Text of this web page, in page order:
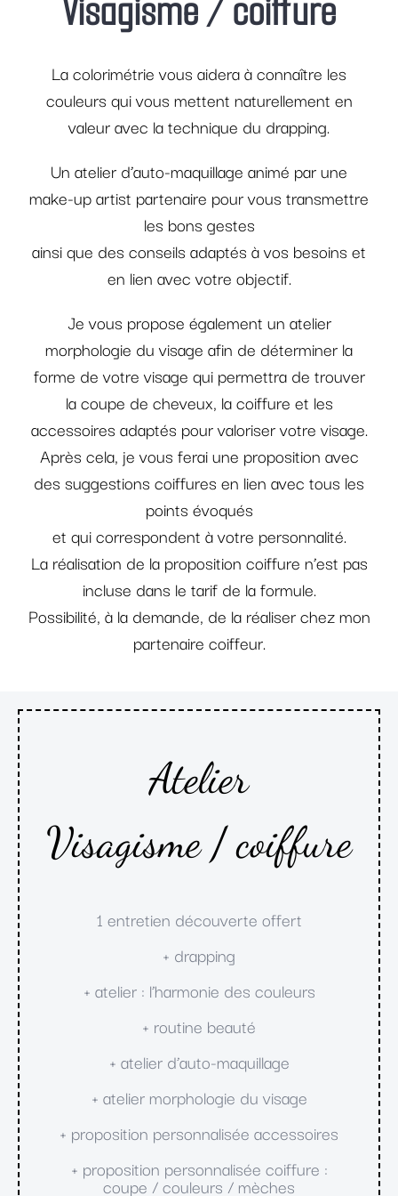
Visagisme / coiffure
La colorimétrie vous aidera à connaître les
couleurs qui vous mettent naturellement en
valeur avec la technique du drapping.
Un atelier d’auto-maquillage animé par une
make-up artist partenaire pour vous transmettre
les bons gestes
ainsi que des conseils adaptés à vos besoins et
en lien avec votre objectif.
Je vous propose également un atelier
morphologie du visage afin de déterminer la
forme de votre visage qui permettra de trouver
la coupe de cheveux, la coiffure et les
accessoires adaptés pour valoriser votre visage.
Après cela, je vous ferai une proposition avec
des suggestions coiffures en lien avec tous les
points évoqués
et qui correspondent à votre personnalité.
La réalisation de la proposition coiffure n’est pas
incluse dans le tarif de la formule.
Possibilité, à la demande, de la réaliser chez mon
partenaire coiffeur.
Atelier
Visagisme / coiffure
1 entretien découverte offert
+ drapping
+ atelier : l’harmonie des couleurs
+ routine beauté
+ atelier d’auto-maquillage
+ atelier morphologie du visage
+ proposition personnalisée accessoires
+ proposition personnalisée coiffure :
coupe / couleurs / mèches